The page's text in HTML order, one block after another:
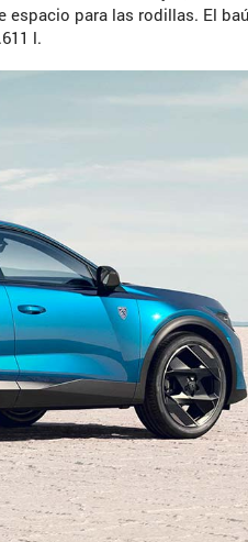
espacio para las rodillas. El
l.